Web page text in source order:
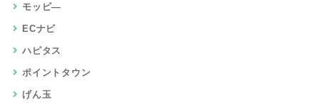
モッピ―
ECナビ
ハピタス
ポイントタウン
げん玉